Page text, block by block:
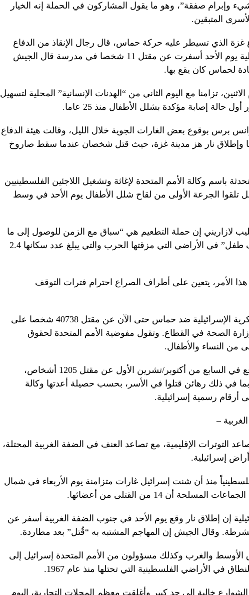
وإبرام صفقة”، وهو ما يقول المشاركون في الحملة إنه الخيار
المتبقين.
الذي تسيطر عليه حركة حماس، قال رجال الإنقاذ من الدفاع
المدني إن غارة إسرائيلية يوم الأحد أسفرت عن مقتل 11 شخصا في مدرسة قال الجيش
لحماس كان يقع بها.
تزامنا مع اليوم الثاني من “الهدنات الإنسانية” المحلية لتسهيل
حالة إصابة مؤكدة بشلل الأطفال منذ 25 عاما.
برس بوقوع بعض الغارات الجوية خلال الليل، وقالت هيئة الدفاع
وإطلاق نار هز مدينة غزة، حيث قتل شخصان عندما سقط صاروخ
باسم وكالة الأمم المتحدة لإغاثة وتشغيل اللاجئين الفلسطينيين
إن 87 ألف طفل تلقوا الجرعة الأولى من لقاح شلل الأطفال يوم الأحد في وسط
لازاريني إن حملة التطعيم هي “سباق مع الزمن للوصول إلى ما
يزيد قليلا على 600 ألف طفل” في الأراضي التي مزقتها الحرب والتي يبلغ عدد سكانها 2.4
الأمر، يتعين على أطراف الصراع احترام فترات التوقف
وأسفرت الحملة العسكرية الإسرائيلية ضد حماس حتى الآن عن مقتل 40738 شخصا على
الصحة في القطاع. وتقول مفوضية الأمم المتحدة لحقوق
من النساء والأطفال.
وأسفر الهجوم الذي وقع في السابع من أكتوبر/تشرين الأول عن مقتل 1205 أشخاص،
في ذلك رهائن قتلوا في الأسر، بحسب حصيلة أعدتها وكالة
أرقام رسمية إسرائيلية.
–
التوترات الإقليمية، مع تصاعد العنف في الضفة الغربية المحتلة،
إسرائيلية.
ما لا يقل عن 24 فلسطينياً منذ أن شنت إسرائيل غارات متزامنة يوم الأربعاء في شمال
أن 14 من القتلى من أعضائها.
إن إطلاق نار وقع يوم الأحد في جنوب الضفة الغربية أسفر عن
وقال الجيش إن المهاجم المشتبه به “قُتل” بعد مطاردة.
والغرب وكذلك مسؤولون من الأمم المتحدة إسرائيل إلى
في الأراضي الفلسطينية التي تحتلها منذ عام 1967.
خالية إلى حد كبير وأغلقت معظم المحلات التجارية، اليوم